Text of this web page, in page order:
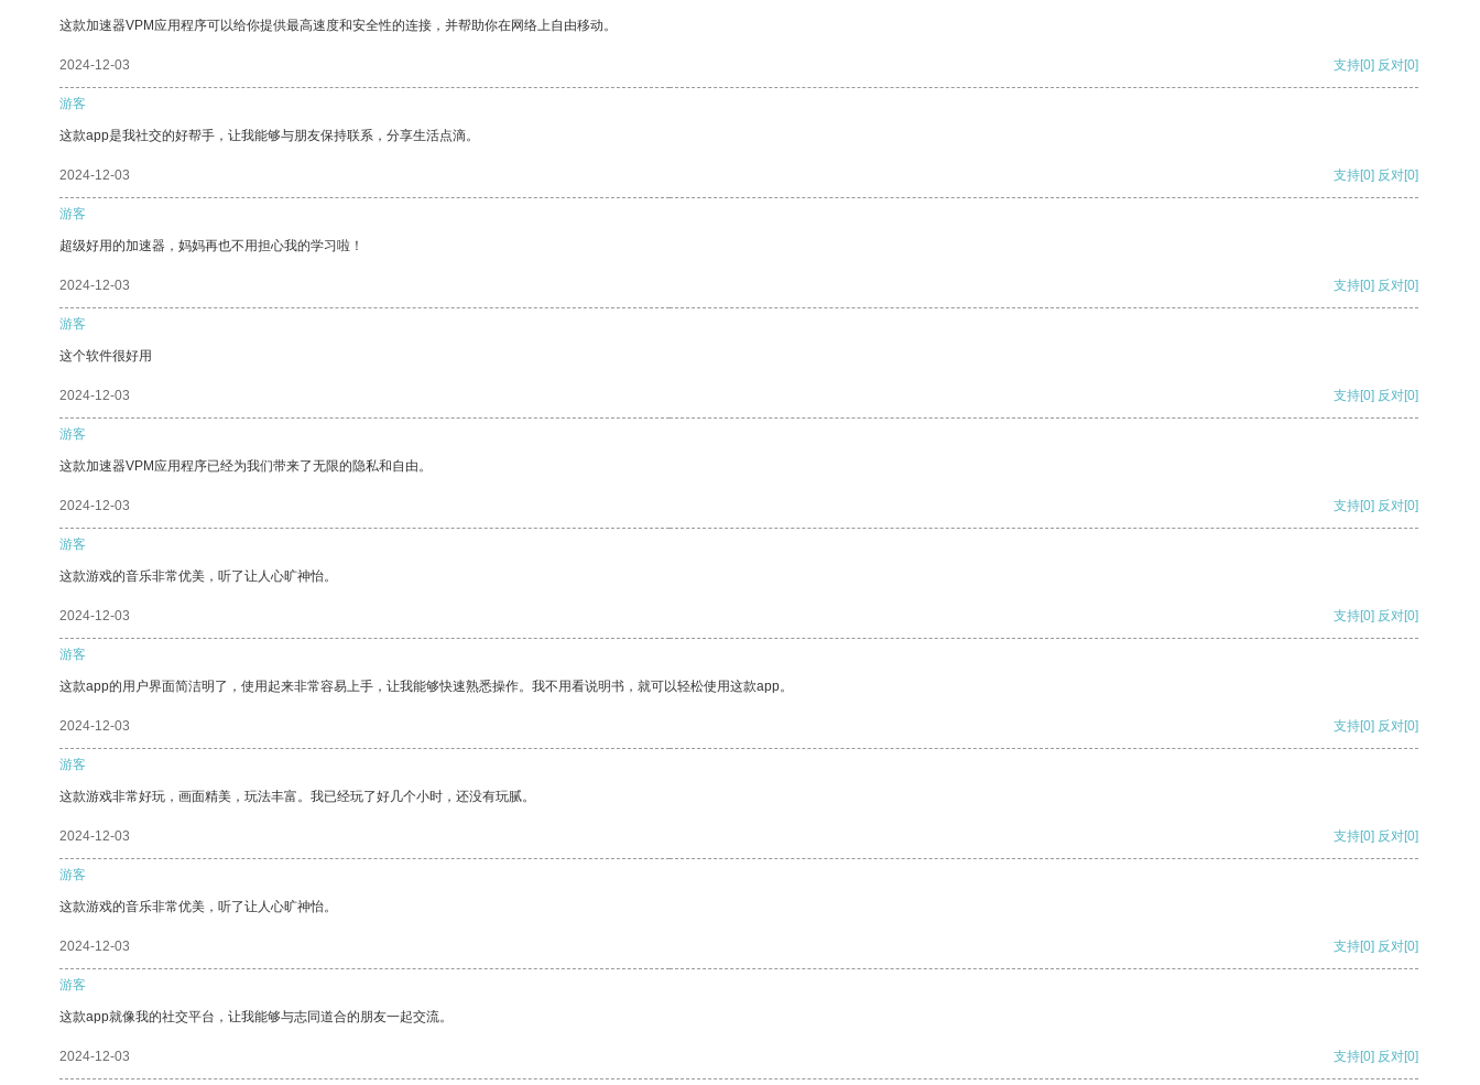
这款加速器VPM应用程序可以给你提供最高速度和安全性的连接，并帮助你在网络上自由移动。
2024-12-03 支持[0] 反对[0]
游客
这款app是我社交的好帮手，让我能够与朋友保持联系，分享生活点滴。
2024-12-03 支持[0] 反对[0]
游客
超级好用的加速器，妈妈再也不用担心我的学习啦！
2024-12-03 支持[0] 反对[0]
游客
这个软件很好用
2024-12-03 支持[0] 反对[0]
游客
这款加速器VPM应用程序已经为我们带来了无限的隐私和自由。
2024-12-03 支持[0] 反对[0]
游客
这款游戏的音乐非常优美，听了让人心旷神怡。
2024-12-03 支持[0] 反对[0]
游客
这款app的用户界面简洁明了，使用起来非常容易上手，让我能够快速熟悉操作。我不用看说明书，就可以轻松使用这款app。
2024-12-03 支持[0] 反对[0]
游客
这款游戏非常好玩，画面精美，玩法丰富。我已经玩了好几个小时，还没有玩腻。
2024-12-03 支持[0] 反对[0]
游客
这款游戏的音乐非常优美，听了让人心旷神怡。
2024-12-03 支持[0] 反对[0]
游客
这款app就像我的社交平台，让我能够与志同道合的朋友一起交流。
2024-12-03 支持[0] 反对[0]